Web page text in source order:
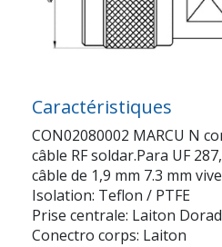
Caractéristiques
CON02080002 MARCU N
câble RF soldar.Para UF
câble de 1,9 mm 7.3 mm
Isolation: Teflon / PTFE
Prise centrale: Laiton
Conectro corps: Laiton